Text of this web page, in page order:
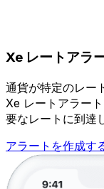
Xe レートアラ
通貨が特定のレー
Xe レートアラー
要なレートに到達
アラートを作成す